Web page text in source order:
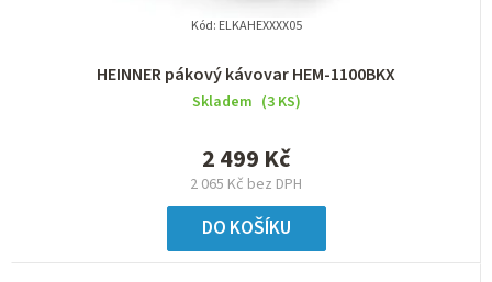
HEINNER pákový kávovar HEM-1100BKX
Skladem (3 KS)
2 065 Kč bez DPH
2 499 Kč
DO KOŠÍKU
Kód: ELKAHEXXXX05